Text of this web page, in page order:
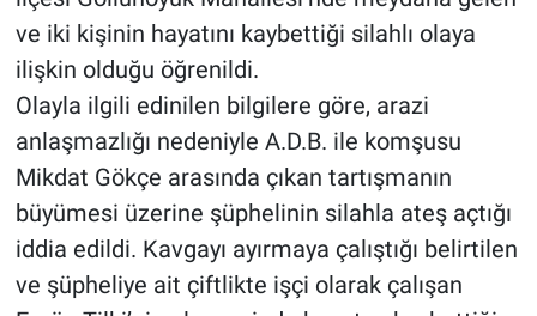
ve iki kişinin hayatını kaybettiği silahlı olaya
ilişkin olduğu öğrenildi.
Olayla ilgili edinilen bilgilere göre, arazi
anlaşmazlığı nedeniyle A.D.B. ile komşusu
Mikdat Gökçe arasında çıkan tartışmanın
büyümesi üzerine şüphelinin silahla ateş açtığı
iddia edildi. Kavgayı ayırmaya çalıştığı belirtilen
ve şüpheliye ait çiftlikte işçi olarak çalışan